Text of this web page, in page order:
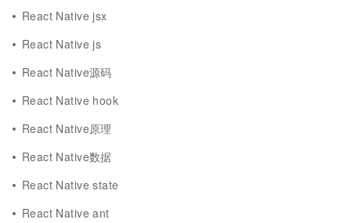
React Native jsx
React Native js
React Native源码
React Native hook
React Native原理
React Native数据
React Native state
React Native ant